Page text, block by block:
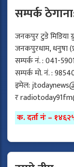
सम्पर्क
जनकपुर टुडे मिडिया
जनकपुरधाम, धनुषा
सम्पर्क नं. : 041-
सम्पर्क मो. नं. :
इमेल:
र
क. दर्ता नंः –